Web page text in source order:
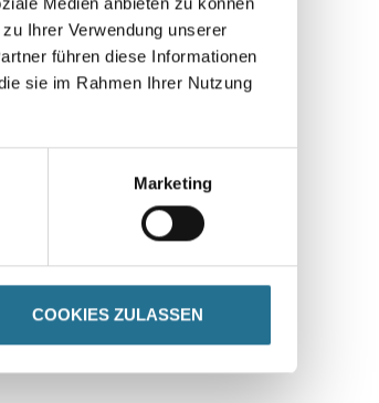
Ihrer Verwendung unserer
führen diese Informationen
sie im Rahmen Ihrer Nutzung
Marketing
COOKIES ZULASSEN
Ihren